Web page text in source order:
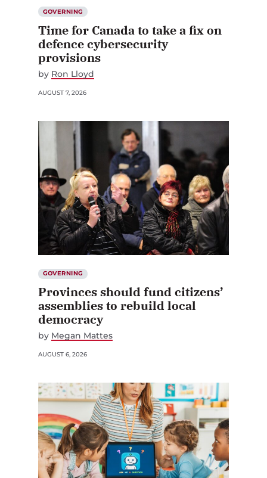
GOVERNING
Time for Canada to take a fix on
defence cybersecurity
provisions
by Ron Lloyd
AUGUST 7, 2026
GOVERNING
Provinces should fund citizens’
assemblies to rebuild local
democracy
by Megan Mattes
AUGUST 6, 2026